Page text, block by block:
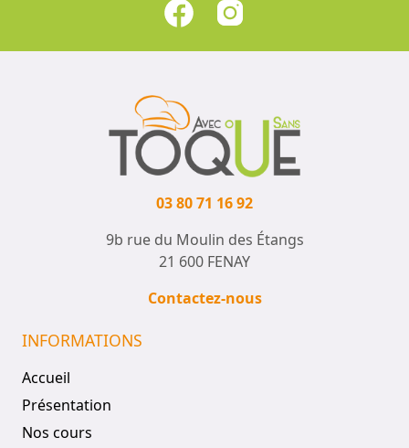
03 80 71 16 92
9b rue du Moulin des Étangs
21 600 FENAY
Contactez-nous
INFORMATIONS
Accueil
Présentation
Nos cours